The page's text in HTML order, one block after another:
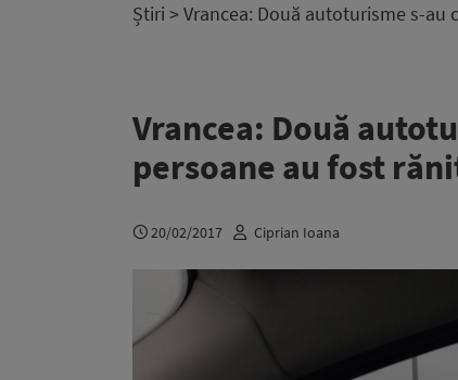
Știri > Vrancea: Două autoturisme s-au
Vrancea: Două
persoane au fost
20/02/2017 Ciprian Ioana